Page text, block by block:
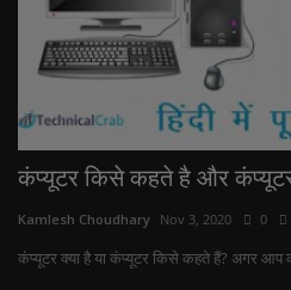
कंप्यूटर किसे कहते है और कंप्यूटर
Kamlesh Choudhary Nov 3, 2020 0
कंप्यूटर क्या है या कंप्यूटर किसे कहते हैं? अगर आप